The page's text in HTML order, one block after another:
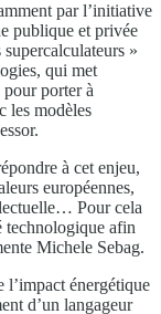
par l’initiative
publique et privée
»
qui met
pour porter à
les modèles
à cet enjeu,
européennes,
Pour cela
technologique afin
Michele Sebag.
l’impact énergétique
d’un langageur